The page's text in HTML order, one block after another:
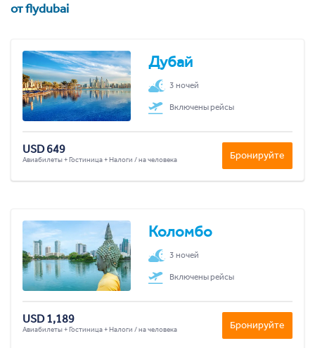
от flydubai
Дубай
3 ночей
Включены рейсы
USD 649
Авиабилеты + Гостиница + Налоги / на человека Бронируйте
Коломбо
3 ночей
Включены рейсы
USD 1,189
Авиабилеты + Гостиница + Налоги / на человека Бронируйте